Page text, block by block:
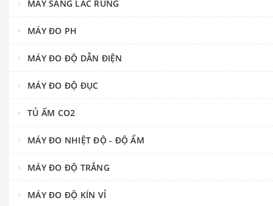
MÁY SÀNG LẮC RUNG
MÁY ĐO PH
MÁY ĐO ĐỘ DẪN ĐIỆN
MÁY ĐO ĐỘ ĐỤC
TỦ ẤM CO2
MÁY ĐO NHIỆT ĐỘ - ĐỘ ẨM
MÁY ĐO ĐỘ TRẮNG
MÁY ĐO ĐỘ KÍN VỈ